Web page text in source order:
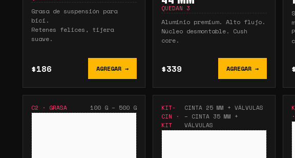
Grasa de suspensión para
bici.
Retenes felices, tijera
suave.
$186 AGREGAR →
QUEDAN 3
Aluminio premium. Alto flujo.
Núcleo desmontable. Cush
core.
$339 AGREGAR →
C2 · GRASA 100 G – 500 G
KIT-
CIN ·
KIT
CINTA 25 MM + VÁLVULAS
– CINTA 35 MM +
VÁLVULAS
·